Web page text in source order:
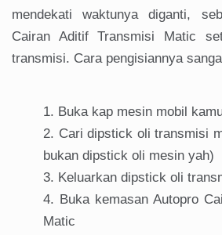
mendekati waktunya diganti,
Cairan Aditif Transmisi Matic
transmisi. Cara pengisiannya
Buka kap mesin mobil
Cari dipstick oli transmisi
bukan dipstick oli mesin yah)
Keluarkan dipstick oli
Buka kemasan Autopro
Matic